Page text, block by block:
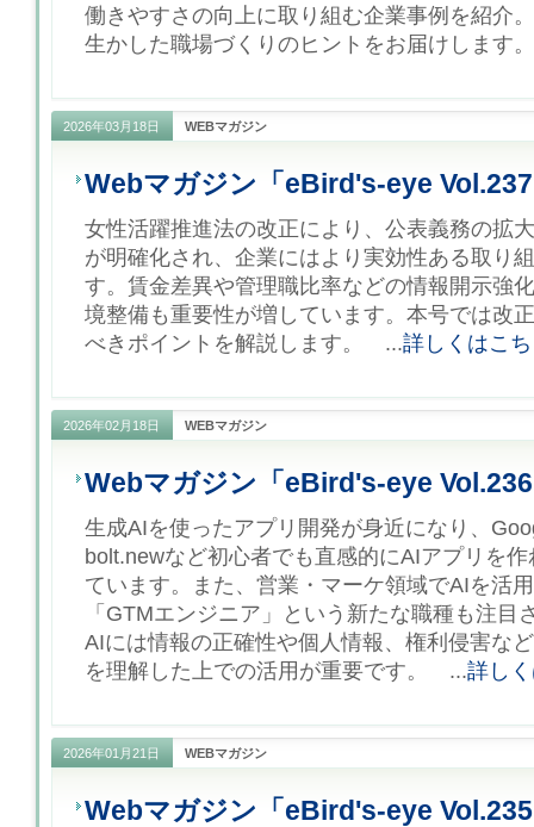
働きやすさの向上に取り組む企業事例を紹介
生かした職場づくりのヒントをお届けします
2026年03月18日 WEBマガジン
Webマガジン「eBird's-eye
女性活躍推進法の改正により、公表義務の拡
が明確化され、企業にはより実効性ある取り
す。賃金差異や管理職比率などの情報開示強
境整備も重要性が増しています。本号では改
べきポイントを解説します。 ...詳しくはこ
2026年02月18日 WEBマガジン
Webマガジン「eBird's-eye
生成AIを使ったアプリ開発が身近になり、
bolt.newなど初心者でも直感的にAIアプリを
ています。また、営業・マーケ領域でAIを活
「GTMエンジニア」という新たな職種も注目
AIには情報の正確性や個人情報、権利侵害な
を理解した上での活用が重要です。 ...詳し
2026年01月21日 WEBマガジン
Webマガジン「eBird's-eye